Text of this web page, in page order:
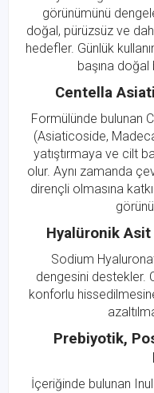
görünümünü
doğal, pürüzsüz ve
hedefler. Günlük
başına
Centella
Formülünde bulunan
(Asiaticoside,
yatıştırmaya ve cilt
olur. Aynı zamanda
dirençli olmasına
Hyalüronik
Sodium
dengesini destekler.
konforlu
Prebiyotik,
İçeriğinde bulunan